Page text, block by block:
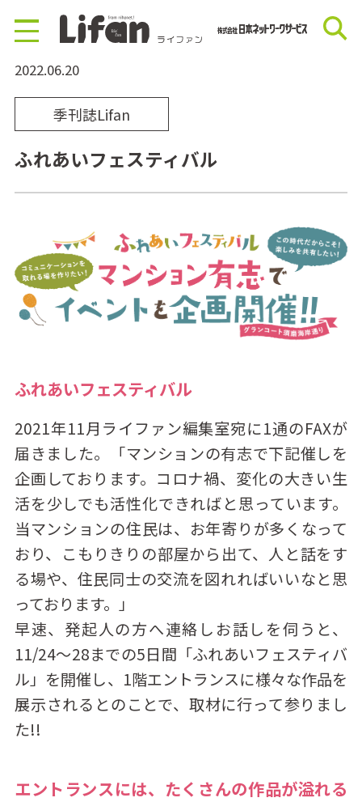
2022.06.20
季刊誌Lifan
ふれあいフェスティバル
ふれあいフェスティバル
2021年11月ライファン編集室宛に1通のFAXが
届きました。「マンションの有志で下記催しを
企画しております。コロナ禍、変化の大きい生
活を少しでも活性化できればと思っています。
当マンションの住民は、お年寄りが多くなって
おり、こもりきりの部屋から出て、人と話をす
る場や、住民同士の交流を図れればいいなと思
っております。」
早速、発起人の方へ連絡しお話しを伺うと、
11/24～28までの5日間「ふれあいフェスティバ
ル」を開催し、1階エントランスに様々な作品を
展示されるとのことで、取材に行って参りまし
た!!
エントランスには、たくさんの作品が溢れる